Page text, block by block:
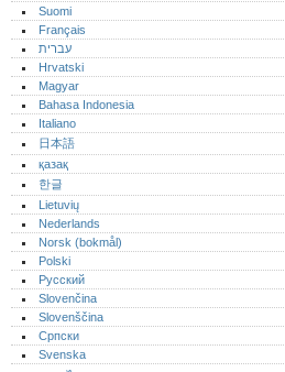
Suomi
Français
עברית
Hrvatski
Magyar
Bahasa Indonesia
Italiano
日本語
қазақ
한글
Lietuvių
Nederlands
Norsk (bokmål)‎
Polski
Русский
Slovenčina
Slovenščina
Српски
Svenska